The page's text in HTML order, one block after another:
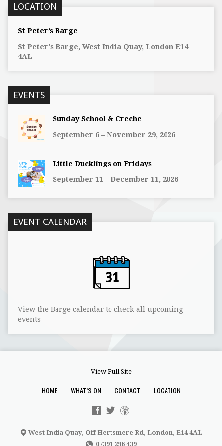
LOCATION
St Peter’s Barge
St Peter's Barge, West India Quay, London E14
4AL
EVENTS
Sunday School & Creche
September 6 – November 29, 2026
Little Ducklings on Fridays
September 11 – December 11, 2026
EVENT CALENDAR
View the Barge calendar to check all upcoming
events
View Full Site
HOME WHAT’S ON CONTACT LOCATION
West India Quay, Off Hertsmere Rd, London, E14 4AL
07391 296 439